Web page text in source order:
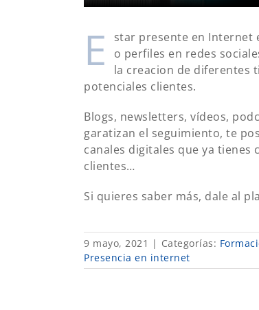
E
star presente en Internet
o perfiles en redes
la creacion de diferentes
potenciales clientes.
Blogs, newsletters, vídeos,
garatizan el seguimiento, te
canales digitales que ya tienes
clientes…
Si quieres saber más, dale al
9 mayo, 2021 | Categorías:
Presencia en internet